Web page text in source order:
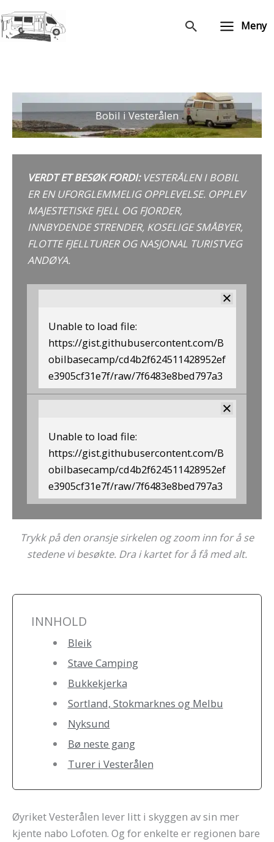
rett
til
Søk Meny
Bobil i Vesterålen
VERDT ET BESØK FORDI:VESTERÅLEN I BOBIL
ER EN UFORGLEMMELIG OPPLEVELSE. OPPLEV
MAJESTETISKE FJELL OG FJORDER,
INNBYDENDE STRENDER, KOSELIGE SMÅBYER,
FLOTTE FJELLTURER OG NASJONAL TURISTVEG
ANDØYA.
Unable to load file:
https://gist.githubusercontent.com/B
obilbasecamp/cd4b2f624511428952ef
e3905cf31e7f/raw/7f6483e8bed797a3
1bffa1b3f90d5dc88f105113/Norway24
Unable to load file:
https://gist.githubusercontent.com/B
obilbasecamp/cd4b2f624511428952ef
e3905cf31e7f/raw/7f6483e8bed797a3
1bffa1b3f90d5dc88f105113/Norway24
.geojson
Trykk på den oransje sirkelen og zoom inn for å se
stedene vi besøkte. Dra i kartet for å få med alt.
INNHOLD
Bleik
Stave Camping
Bukkekjerka
Sortland, Stokmarknes og Melbu
Nyksund
Bø neste gang
Turer i Vesterålen
Øyriket Vesterålen lever litt i skyggen av sin mer
kjente nabo Lofoten. Og for enkelte er regionen bare